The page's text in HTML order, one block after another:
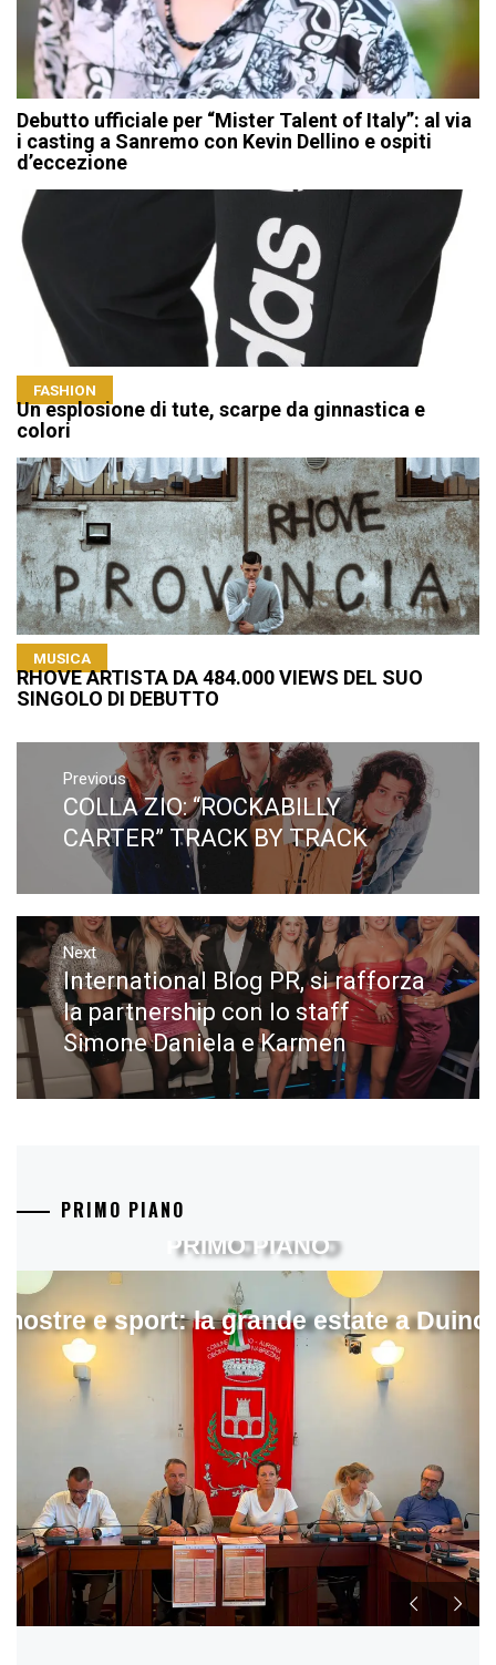
Debutto ufficiale per “Mister Talent of Italy”: al via
i casting a Sanremo con Kevin Dellino e ospiti
d’eccezione
FASHION
Un esplosione di tute, scarpe da ginnastica e
colori
MUSICA
RHOVE ARTISTA DA 484.000 VIEWS DEL SUO
SINGOLO DI DEBUTTO
Navigazione
articoli
Previous
Previous
post:
COLLA ZIO: “ROCKABILLY
CARTER” TRACK BY TRACK
Next
Next
post:
International Blog PR, si rafforza
la partnership con lo staff
Simone Daniela e Karmen
PRIMO PIANO
e sport: la grande estate a
PRIMO PIANO